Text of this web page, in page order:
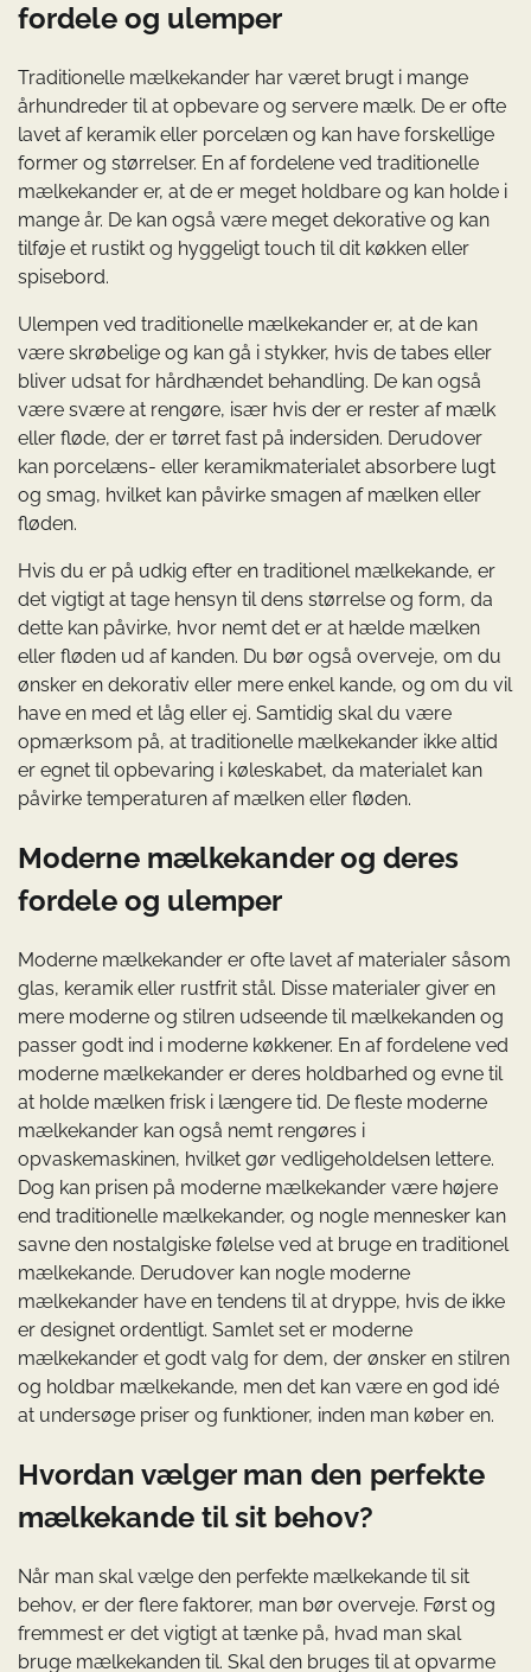
fordele og ulemper
Traditionelle mælkekander har været brugt i mange
århundreder til at opbevare og servere mælk. De er ofte
lavet af keramik eller porcelæn og kan have forskellige
former og størrelser. En af fordelene ved traditionelle
mælkekander er, at de er meget holdbare og kan holde i
mange år. De kan også være meget dekorative og kan
tilføje et rustikt og hyggeligt touch til dit køkken eller
spisebord.
Ulempen ved traditionelle mælkekander er, at de kan
være skrøbelige og kan gå i stykker, hvis de tabes eller
bliver udsat for hårdhændet behandling. De kan også
være svære at rengøre, især hvis der er rester af mælk
eller fløde, der er tørret fast på indersiden. Derudover
kan porcelæns- eller keramikmaterialet absorbere lugt
og smag, hvilket kan påvirke smagen af mælken eller
fløden.
Hvis du er på udkig efter en traditionel mælkekande, er
det vigtigt at tage hensyn til dens størrelse og form, da
dette kan påvirke, hvor nemt det er at hælde mælken
eller fløden ud af kanden. Du bør også overveje, om du
ønsker en dekorativ eller mere enkel kande, og om du vil
have en med et låg eller ej. Samtidig skal du være
opmærksom på, at traditionelle mælkekander ikke altid
er egnet til opbevaring i køleskabet, da materialet kan
påvirke temperaturen af mælken eller fløden.
Moderne mælkekander og deres
fordele og ulemper
Moderne mælkekander er ofte lavet af materialer såsom
glas, keramik eller rustfrit stål. Disse materialer giver en
mere moderne og stilren udseende til mælkekanden og
passer godt ind i moderne køkkener. En af fordelene ved
moderne mælkekander er deres holdbarhed og evne til
at holde mælken frisk i længere tid. De fleste moderne
mælkekander kan også nemt rengøres i
opvaskemaskinen, hvilket gør vedligeholdelsen lettere.
Dog kan prisen på moderne mælkekander være højere
end traditionelle mælkekander, og nogle mennesker kan
savne den nostalgiske følelse ved at bruge en traditionel
mælkekande. Derudover kan nogle moderne
mælkekander have en tendens til at dryppe, hvis de ikke
er designet ordentligt. Samlet set er moderne
mælkekander et godt valg for dem, der ønsker en stilren
og holdbar mælkekande, men det kan være en god idé
at undersøge priser og funktioner, inden man køber en.
Hvordan vælger man den perfekte
mælkekande til sit behov?
Når man skal vælge den perfekte mælkekande til sit
behov, er der flere faktorer, man bør overveje. Først og
fremmest er det vigtigt at tænke på, hvad man skal
bruge mælkekanden til. Skal den bruges til at opvarme